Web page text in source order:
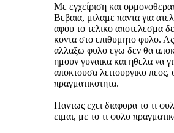
Mε εγχείριση και
Βεβαια, μιλαμε παντα για
αφου το τελικο αποτελεσμα
κοντα στο επιθυμητο φυλο.
αλλαξω φυλο εγω δεν θα
ημουν γυναικα και ηθελα να
αποκτουσα λειτουργικο πεος,
πραγματικοτητα.
Παντως εχει διαφορα το τι
ειμαι, με το τι φυλο